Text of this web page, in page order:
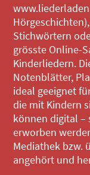
Stichwörtern
grösste Online-
Kinderliedern.
Notenblätter,
ideal geeignet
die mit Kindern
können digital –
erworben
Mediathek bzw.
angehört und